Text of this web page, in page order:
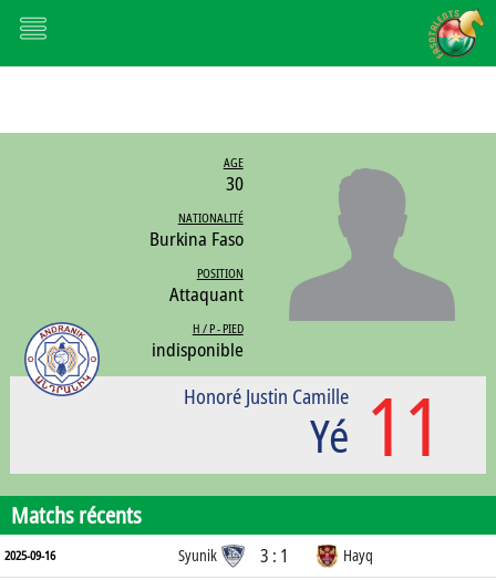
AGE
30
NATIONALITÉ
Burkina Faso
POSITION
Attaquant
H / P - PIED
indisponible
11
Honoré Justin Camille
Yé
Matchs récents
2025-09-16 Syunik 3 : 1 Hayq